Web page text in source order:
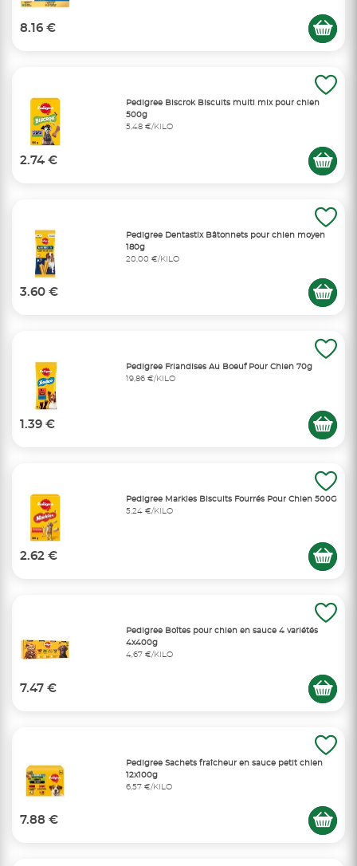
8.16 €
Pedigree Biscrok Biscuits multi mix pour chien
500g
5,48 €/KILO
2.74 €
Pedigree Dentastix Bâtonnets pour chien moyen
180g
20,00 €/KILO
3.60 €
Pedigree Friandises Au Boeuf Pour Chien 70g
19,86 €/KILO
1.39 €
Pedigree Markies Biscuits Fourrés Pour Chien 500G
5,24 €/KILO
2.62 €
Pedigree Boîtes pour chien en sauce 4 variétés
4x400g
4,67 €/KILO
7.47 €
Pedigree Sachets fraîcheur en sauce petit chien
12x100g
6,57 €/KILO
7.88 €